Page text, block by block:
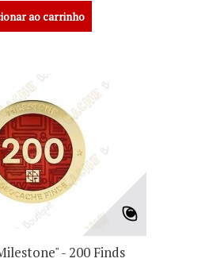
ao carrinho
- 200 Finds